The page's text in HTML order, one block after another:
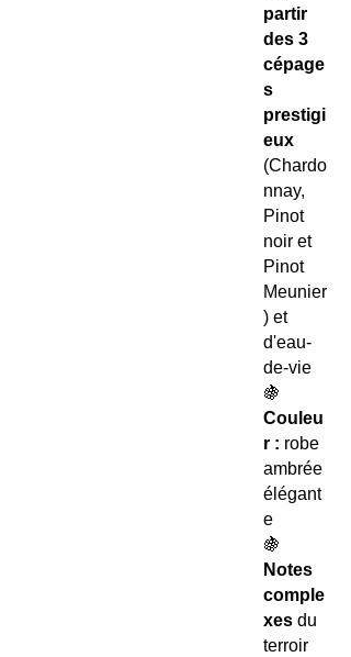
partir
des 3
cépage
s
prestigi
eux
(Chardo
nnay,
Pinot
noir et
Pinot
Meunier
) et
d'eau-
de-vie
🍇
Couleu
r : robe
ambrée
élégant
e
🍇
Notes
comple
xes du
terroir